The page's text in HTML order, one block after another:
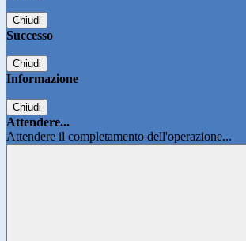
Chiudi
Successo
Chiudi
Informazione
Chiudi
Attendere...
Attendere il completamento dell'operazione...